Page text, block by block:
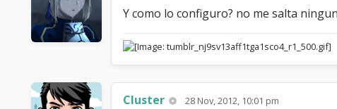
Y como lo configuro? no me salta
Cluster 28 Nov, 2012, 10:01 pm